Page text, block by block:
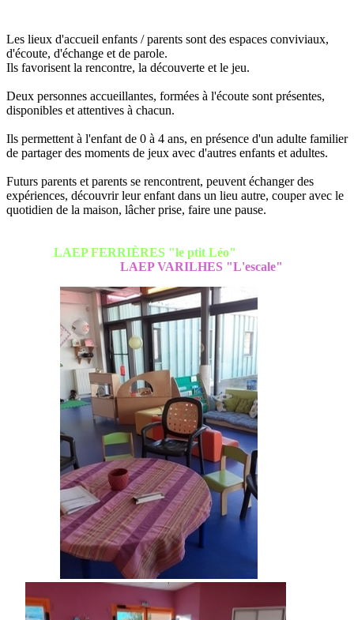
Les lieux d'accueil enfants / parents sont des espaces conviviaux,
d'écoute, d'échange et de parole.
Ils favorisent la rencontre, la découverte et le jeu.
Deux personnes accueillantes, formées à l'écoute sont présentes,
disponibles et attentives à chacun.
Ils permettent à l'enfant de 0 à 4 ans, en présence d'un adulte familier
de partager des moments de jeux avec d'autres enfants et adultes.
Futurs parents et parents se rencontrent, peuvent échanger des
expériences, découvrir leur enfant dans un lieu autre, couper avec le
quotidien de la maison, lâcher prise, faire une pause.
LAEP FERRIÈRES "le ptit Léo"
LAEP VARILHES "L'escale"